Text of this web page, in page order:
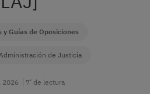
y Guías de Oposiciones
de Justicia
2026 7’ de lectura